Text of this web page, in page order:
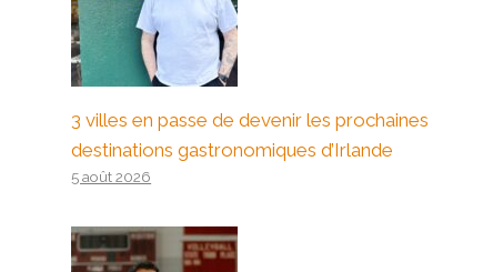
3 villes en passe de devenir les prochaines
destinations gastronomiques d’Irlande
5 août 2026